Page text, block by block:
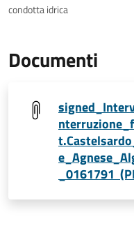
condotta idrica
Documenti
_0161791